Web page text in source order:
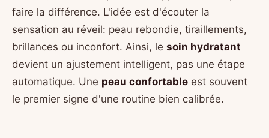
faire la différence. L'idée est d'écouter la
sensation au réveil: peau rebondie, tiraillements,
brillances ou inconfort. Ainsi, le soin hydratant
devient un ajustement intelligent, pas une étape
automatique. Une peau confortable est souvent
le premier signe d'une routine bien calibrée.